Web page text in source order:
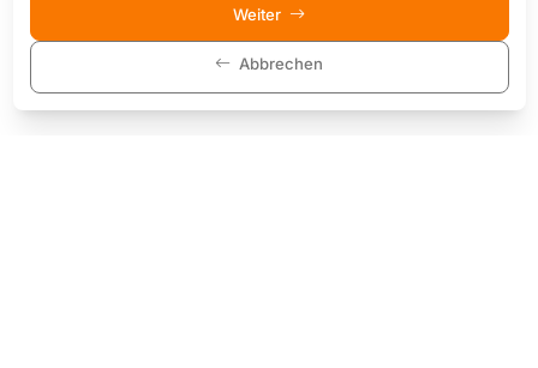
Abbrechen
Weiter